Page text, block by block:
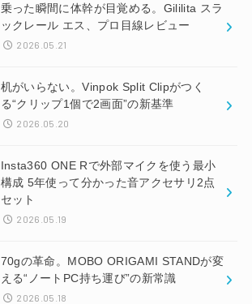
乗った瞬間に体幹が目覚める。Gililita スラ
ックレール エス、プロ目線レビュー
2026.05.21
机がいらない。Vinpok Split Clipがつく
る“クリップ1個で2画面”の新基準
2026.05.20
Insta360 ONE Rで外部マイクを使う最小
構成 5年使って分かった音アクセサリ2点
セット
2026.05.19
70gの革命。MOBO ORIGAMI STANDが変
える“ノートPC持ち運び”の新常識
2026.05.18